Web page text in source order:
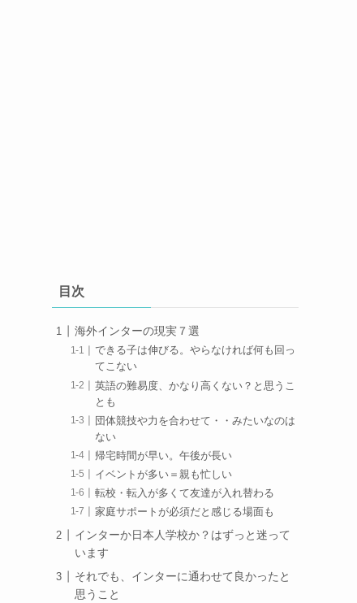
目次
海外インターの現実７選
できる子は伸びる。やらなければ何も回っ
てこない
英語の難易度、かなり高くない？と思うこ
とも
団体競技や力を合わせて・・みたいなのは
ない
帰宅時間が早い。午後が長い
イベントが多い＝親も忙しい
転校・転入が多くて友達が入れ替わる
家庭サポートが必須だと感じる場面も
インターか日本人学校か？はずっと迷って
います
それでも、インターに通わせて良かったと
思うこと